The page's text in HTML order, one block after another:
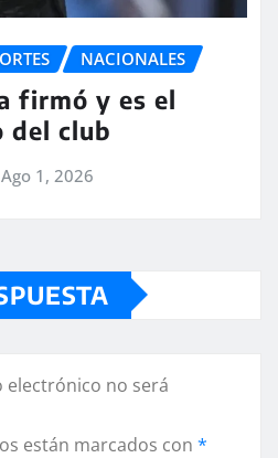
NACIONALES
firmó y es el
del club
Ago 1, 2026
electrónico no será
están marcados con *